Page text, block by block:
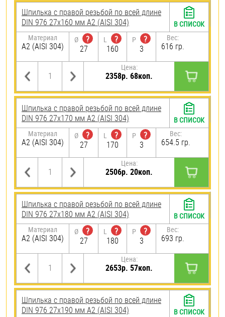
Шпилька с правой резьбой по всей длине
DIN 976 27х160 мм А2 (AISI 304)
Материал
А2 (AISI 304)
Ø
?
27
L
?
160
P
?
3
Вес:
616 гр.
Цена:
2358р. 68коп.
В СПИСОК
Шпилька с правой резьбой по всей длине
DIN 976 27х170 мм А2 (AISI 304)
Материал
А2 (AISI 304)
Ø
?
27
L
?
170
P
?
3
Вес:
654.5 гр.
Цена:
2506р. 20коп.
В СПИСОК
Шпилька с правой резьбой по всей длине
DIN 976 27х180 мм А2 (AISI 304)
Материал
А2 (AISI 304)
Ø
?
27
L
?
180
P
?
3
Вес:
693 гр.
Цена:
2653р. 57коп.
В СПИСОК
Шпилька с правой резьбой по всей длине
DIN 976 27х190 мм А2 (AISI 304)
В СПИСОК